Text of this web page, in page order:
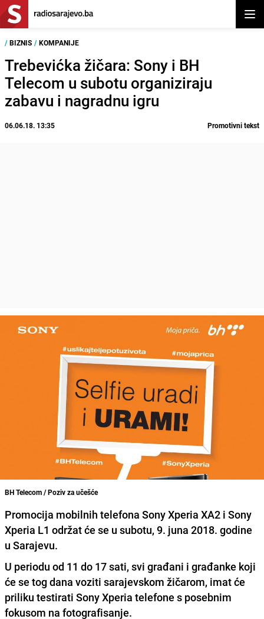
/ BIZNIS / KOMPANIJE
Trebevićka žičara: Sony i BH
Telecom u subotu organiziraju
zabavu i nagradnu igru
06.06.18. 13:35 Promotivni tekst
BH Telecom / Poziv za učešće
Promocija mobilnih telefona Sony Xperia XA2 i Sony
Xperia L1 održat će se u subotu, 9. juna 2018. godine
u Sarajevu.
U periodu od 11 do 17 sati, svi građani i građanke koji
će se tog dana voziti sarajevskom žičarom, imat će
priliku testirati Sony Xperia telefone s posebnim
fokusom na fotografisanje.